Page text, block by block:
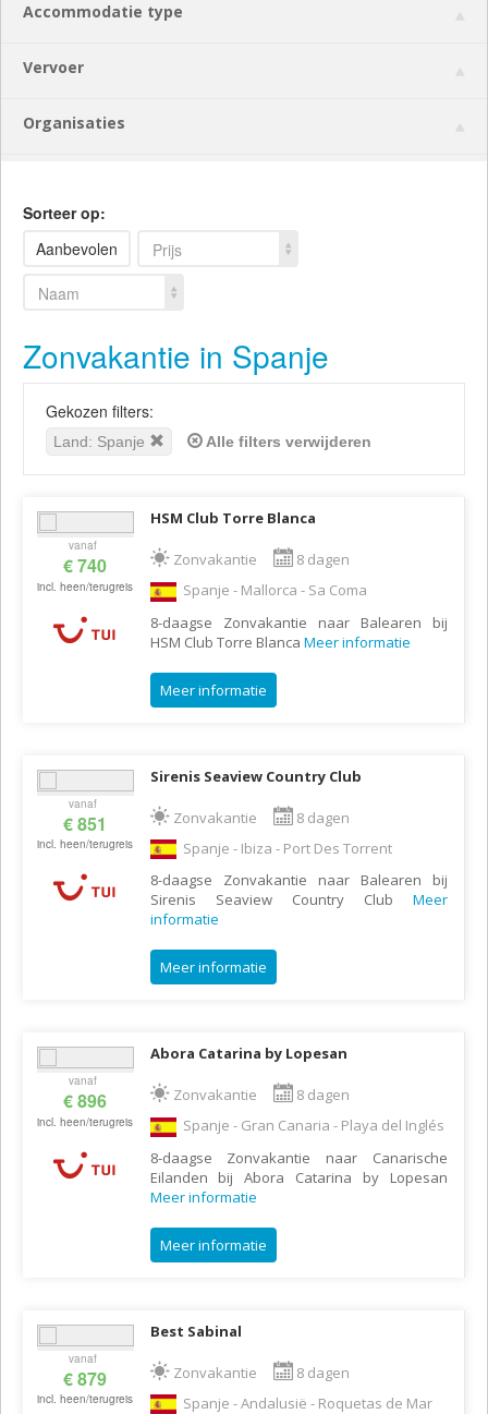
Accommodatie type
Vervoer
Organisaties
Sorteer op:
Aanbevolen
Prijs
Naam
Zonvakantie in Spanje
Gekozen filters:
Land: Spanje Alle filters verwijderen
vanaf
€ 740
incl. heen/terugreis
HSM Club Torre Blanca
Zonvakantie
8 dagen
Spanje - Mallorca - Sa Coma
8-daagse Zonvakantie naar Balearen bij
HSM Club Torre Blanca Meer informatie
Meer informatie
vanaf
€ 851
incl. heen/terugreis
Sirenis Seaview Country Club
Zonvakantie
8 dagen
Spanje - Ibiza - Port Des Torrent
8-daagse Zonvakantie naar Balearen bij
Sirenis Seaview Country Club Meer
informatie
Meer informatie
vanaf
€ 896
incl. heen/terugreis
Abora Catarina by Lopesan
Zonvakantie
8 dagen
Spanje - Gran Canaria - Playa del Inglés
8-daagse Zonvakantie naar Canarische
Eilanden bij Abora Catarina by Lopesan
Meer informatie
Meer informatie
vanaf
€ 879
incl. heen/terugreis
Best Sabinal
Zonvakantie
8 dagen
Spanje - Andalusië - Roquetas de Mar